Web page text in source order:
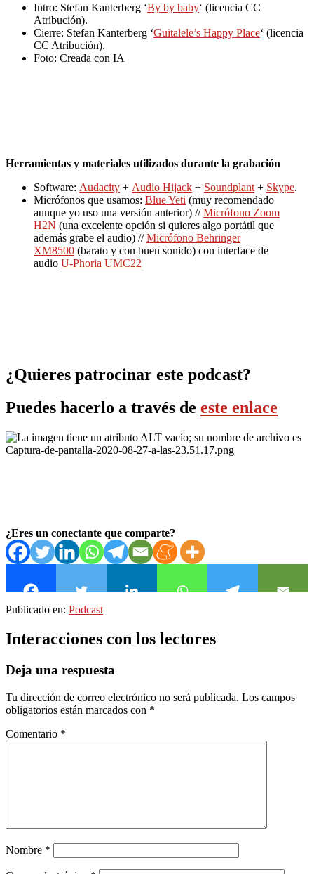
Intro: Stefan Kanterberg ‘By by baby‘ (licencia CC
Atribución).
Cierre: Stefan Kanterberg ‘Guitalele’s Happy Place‘ (licencia
CC Atribución).
Foto: Creada con IA
Herramientas y materiales utilizados durante la grabación
Software: Audacity + Audio Hijack + Soundplant + Skype.
Micrófonos que usamos: Blue Yeti (muy recomendado
aunque yo uso una versión anterior) //Micrófono Zoom
H2N (una excelente opción si quieres algo portátil que
además grabe el audio) //Micrófono Behringer
XM8500 (barato y con buen sonido) con interface de
audio U-Phoria UMC22
¿Quieres patrocinar este podcast?
Puedes hacerlo a través de este enlace
¿Eres un conectante que comparte?
Publicado en: Podcast
Interacciones con los lectores
Deja una respuesta
Tu dirección de correo electrónico no será publicada. Los campos
obligatorios están marcados con *
Comentario *
Nombre *